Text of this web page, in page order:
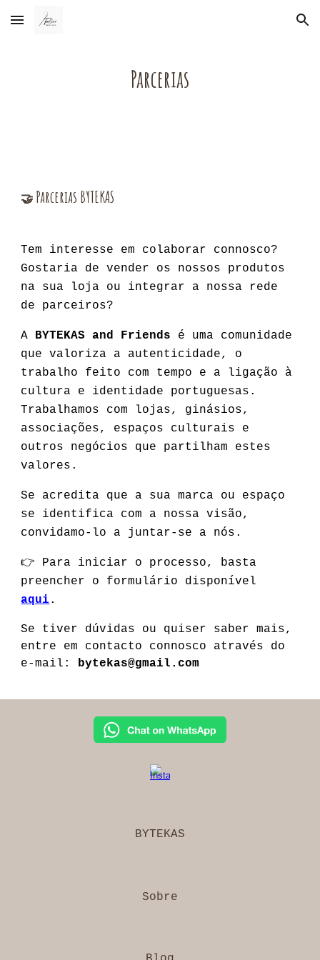
Skip to main content Skip to navigation
Parcerias
🤝 Parcerias BYTEKAS
Tem interesse em colaborar connosco?
Gostaria de vender os nossos produtos
na sua loja ou integrar a nossa rede
de parceiros?
A BYTEKAS and Friends é uma comunidade
que valoriza a autenticidade, o
trabalho feito com tempo e a ligação à
cultura e identidade portuguesas.
Trabalhamos com lojas, ginásios,
associações, espaços culturais e
outros negócios que partilham estes
valores.
Se acredita que a sua marca ou espaço
se identifica com a nossa visão,
convidamo-lo a juntar-se a nós.
👉 Para iniciar o processo, basta
preencher o formulário disponível
aqui .
Se tiver dúvidas ou quiser saber mais,
entre em contacto connosco através do
e-mail: bytekas@gmail.com
BYTEKAS
Sobre